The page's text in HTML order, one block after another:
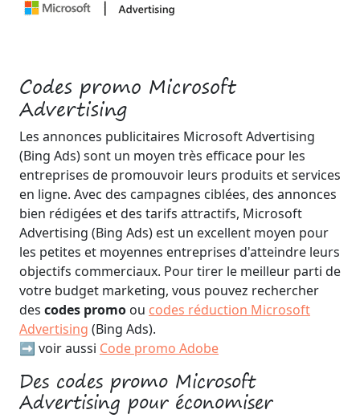
Codes promo Microsoft
Advertising
Les annonces publicitaires Microsoft Advertising
(Bing Ads) sont un moyen très efficace pour les
entreprises de promouvoir leurs produits et services
en ligne. Avec des campagnes ciblées, des annonces
bien rédigées et des tarifs attractifs, Microsoft
Advertising (Bing Ads) est un excellent moyen pour
les petites et moyennes entreprises d'atteindre leurs
objectifs commerciaux. Pour tirer le meilleur parti de
votre budget marketing, vous pouvez rechercher
des codes promo ou codes réduction Microsoft
Advertising (Bing Ads).
➡️ voir aussi Code promo Adobe
Des codes promo Microsoft
Advertising pour économiser